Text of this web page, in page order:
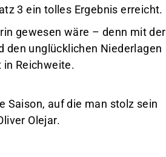
3 ein tolles Ergebnis erreicht.
gewesen wäre – denn mit der
den unglücklichen Niederlagen
Reichweite.
Saison, auf die man stolz sein
Olejar.